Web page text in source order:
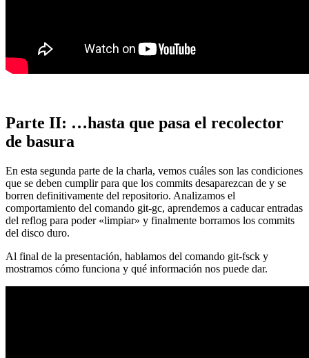
Parte II: …hasta que pasa el recolector
de basura
En esta segunda parte de la charla, vemos cuáles son las condiciones
que se deben cumplir para que los commits desaparezcan de y se
borren definitivamente del repositorio. Analizamos el
comportamiento del comando git-gc, aprendemos a caducar entradas
del reflog para poder «limpiar» y finalmente borramos los commits
del disco duro.
Al final de la presentación, hablamos del comando git-fsck y
mostramos cómo funciona y qué información nos puede dar.